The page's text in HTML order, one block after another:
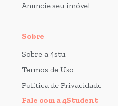
Anuncie seu imóvel
Sobre
Sobre a 4stu
Termos de Uso
Política de Privacidade
Fale com a 4Student